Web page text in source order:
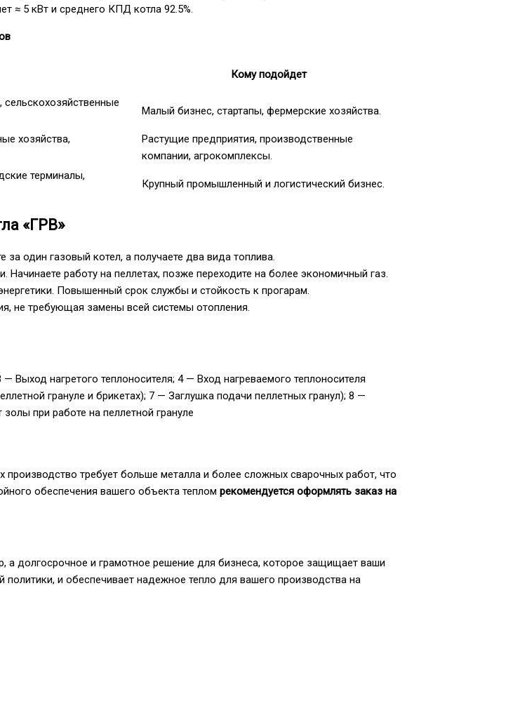
≈ 5 кВт и среднего КПД котла 92.5%.
Кому подойдет
Малый бизнес, стартапы, фермерские хозяйства.
хозяйства,
Растущие предприятия, производственные
компании, агрокомплексы.
терминалы,
Крупный промышленный и логистический бизнес.
«ГРВ»
один газовый котел, а получаете два вида топлива.
Начинаете работу на пеллетах, позже переходите на более экономичный газ.
Повышенный срок службы и стойкость к прогарам.
не требующая замены всей системы отопления.
Выход нагретого теплоносителя; 4 — Вход нагреваемого теплоносителя
грануле и брикетах); 7 — Заглушка подачи пеллетных гранул); 8 —
при работе на пеллетной грануле
требует больше металла и более сложных сварочных работ, что
обеспечения вашего объекта теплом рекомендуется оформлять заказ на
а долгосрочное и грамотное решение для бизнеса, которое защищает ваши
и обеспечивает надежное тепло для вашего производства на